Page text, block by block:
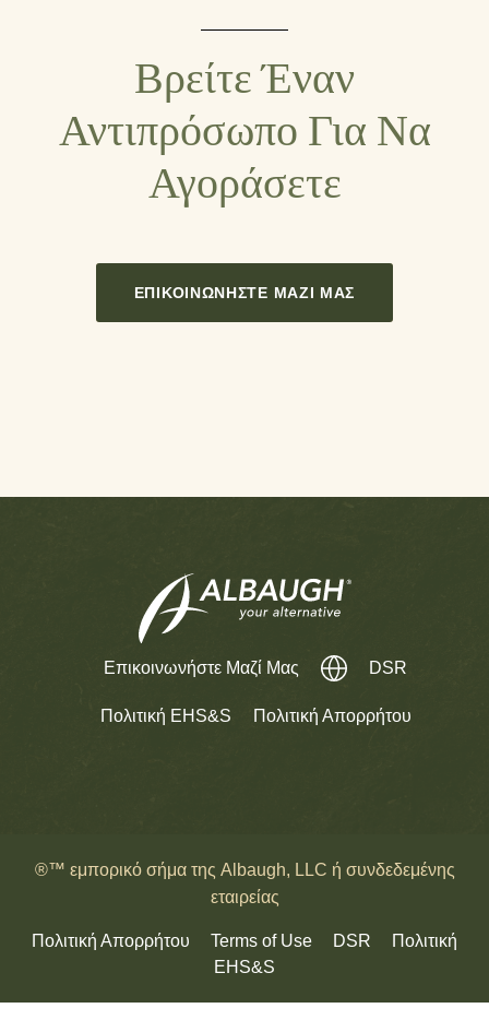
Βρείτε Έναν
Αντιπρόσωπο Για Να
Αγοράσετε
ΕΠΙΚΟΙΝΩΝΉΣΤΕ ΜΑΖΊ ΜΑΣ
Επικοινωνήστε Μαζί Μας DSR
Πολιτική EHS&S Πολιτική Απορρήτου
®™ εμπορικό σήμα της Albaugh, LLC ή συνδεδεμένης
εταιρείας
Πολιτική Απορρήτου Terms of Use DSR
Πολιτική
EHS&S